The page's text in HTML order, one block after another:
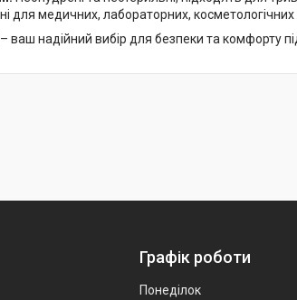
для медичних, лабораторних,
ваш надійний вибір для безпеки та комфорту
Графік роботи
Понеділок